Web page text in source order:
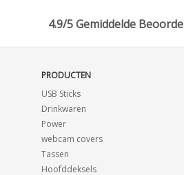
4.9/5 Gemiddelde
PRODUCTEN
USB Sticks
Drinkwaren
Power
webcam covers
Tassen
Hoofddeksels